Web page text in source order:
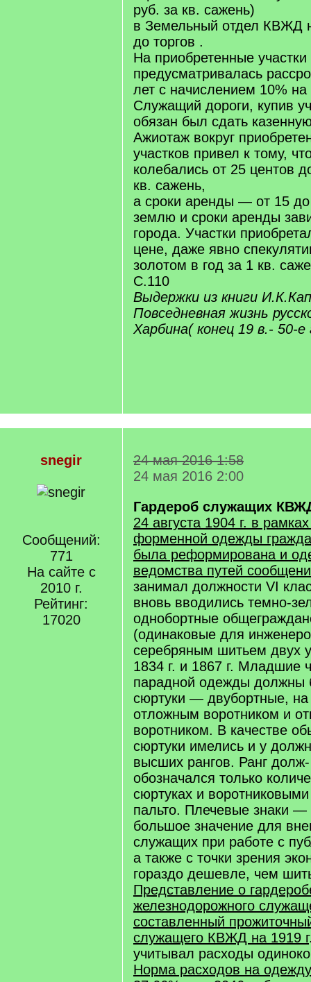
руб. за кв. сажень)
в Земельный отдел КВЖД
до торгов .
На приобретенные участки
предусматривалась
лет с начислением 10%
Служащий дороги, купив
обязан был сдать
Ажиотаж вокруг
участков привел к тому,
колебались от 25 центов
кв. сажень,
а сроки аренды — от 15
землю и сроки аренды
города. Участки
цене, даже явно
золотом в год за 1 кв.
С.110
Выдержки из книги
Повседневная жизнь
Харбина( конец 19 в.- 50-е
snegir
Сообщений:
771
На сайте с
2010 г.
Рейтинг:
17020
24 мая 2016 1:58
24 мая 2016 2:00
Гардероб служащих
24 августа 1904 г. в
форменной одежды
была реформирована и
ведомства путей
занимал должности VI
вновь вводились темно-
однобортные
(одинаковые для
серебряным шитьем двух
1834 г. и 1867 г. Младшие
парадной одежды должны
сюртуки — двубортные, на
отложным воротником и
воротником. В качестве
сюртуки имелись и у
высших рангов. Ранг
обозначался только
сюртуках и
пальто. Плечевые знаки
большое значение для
служащих при работе с
а также с точки зрения
гораздо дешевле, чем
Представление о
железнодорожного
составленный
служащего КВЖД на 1919 г
учитывал расходы
Норма расходов на одежду